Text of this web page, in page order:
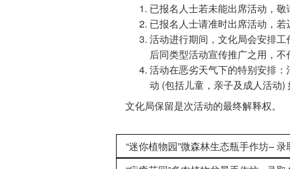
已报名人士若未能出席活动，
已报名人士请准时出席活动，
活动进行期间，文化局会安排
后同类型活动宣传推广之用，不
活动在恶劣天气下的特别安排
动 (包括儿童，亲子及成人活动)
文化局保留是次活动的最终解释权。
“迷你植物园”微森林生态瓶手作坊– 录